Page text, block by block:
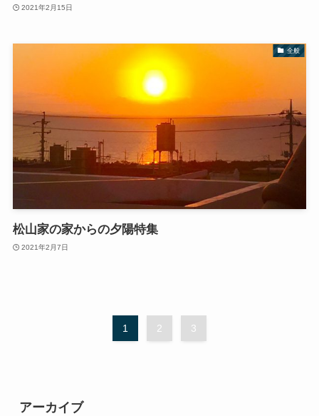
2021年2月15日
全般
松山家の家からの夕陽特集
2021年2月7日
1 2 3
アーカイブ